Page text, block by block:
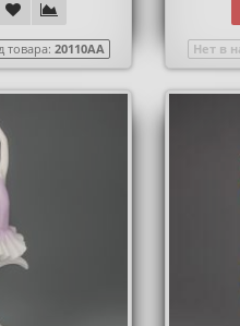
товара: 20110AA Нет в